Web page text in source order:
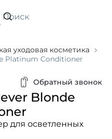
Искать
уходовая косметика
Platinum Conditioner
Обратный звонок
Blonde
для осветленных